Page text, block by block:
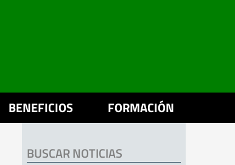
BENEFICIOS FORMACIÓN
BUSCAR NOTICIAS